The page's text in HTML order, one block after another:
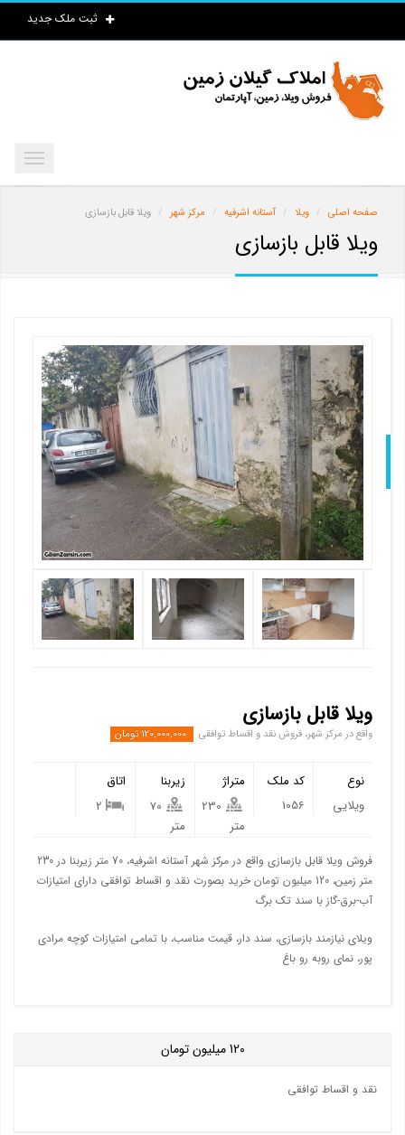
ثبت ملک جدید
صفحه اصلی ویلا آستانه اشرفیه مرکز شهر ویلا قابل بازسازی
ویلا قابل بازسازی
ویلا قابل بازسازی
واقع در مرکز شهر، فروش نقد و اقساط توافقی
نوع
ویلایی
کد ملک
1056
متراژ
230
متر
زیربنا
70
متر
اتاق
2
فروش ویلا قابل بازسازی واقع در مرکز شهر آستانه اشرفیه، 70 متر زیربنا در 230
متر زمین، 120 میلیون تومان خرید بصورت نقد و اقساط توافقی دارای امتیازات
آب-برق-گاز با سند تک برگ
ویلای نیازمند بازسازی، سند دار، قیمت مناسب، با تمامی امتیازات کوچه مرادی
پور، نمای روبه رو باغ
120میلیون تومان
نقد و اقساط توافقی